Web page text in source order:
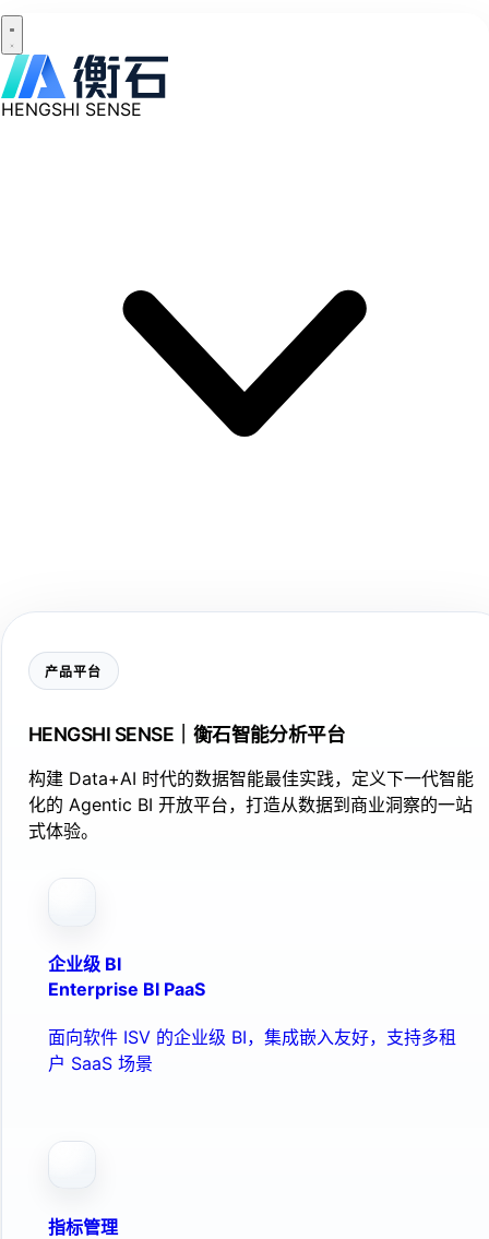
HENGSHI SENSE
产品平台
HENGSHI SENSE｜衡石智能分析平台
构建 Data+AI 时代的数据智能最佳实践，定义下一代智能
化的 Agentic BI 开放平台，打造从数据到商业洞察的一站
式体验。
企业级 BI
Enterprise BI PaaS
面向软件 ISV 的企业级 BI，集成嵌入友好，支持多租
户 SaaS 场景
指标管理